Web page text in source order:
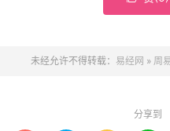
未经允许不得转载： 易经网 » 周
分享到